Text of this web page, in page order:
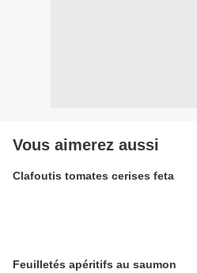
Vous aimerez aussi
Clafoutis tomates cerises feta
Feuilletés apéritifs au saumon